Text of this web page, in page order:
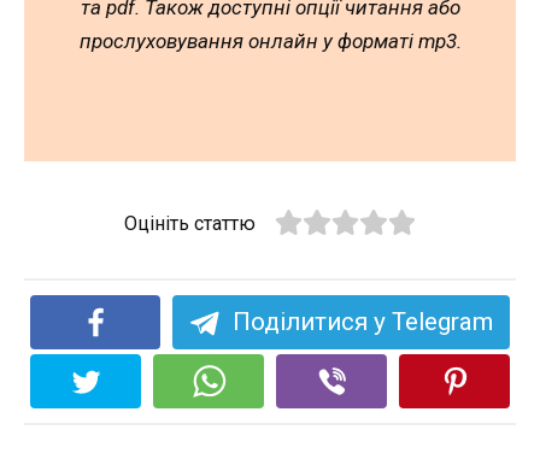
та pdf. Також доступні опції читання або
прослуховування онлайн у форматі mp3.
Оцініть статтю
Поділитися у Telegram